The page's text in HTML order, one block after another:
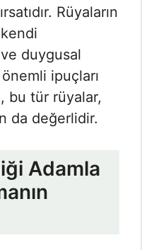
Rüyaların
duygusal
ipuçları
bu tür rüyalar,
da değerlidir.
Adamla